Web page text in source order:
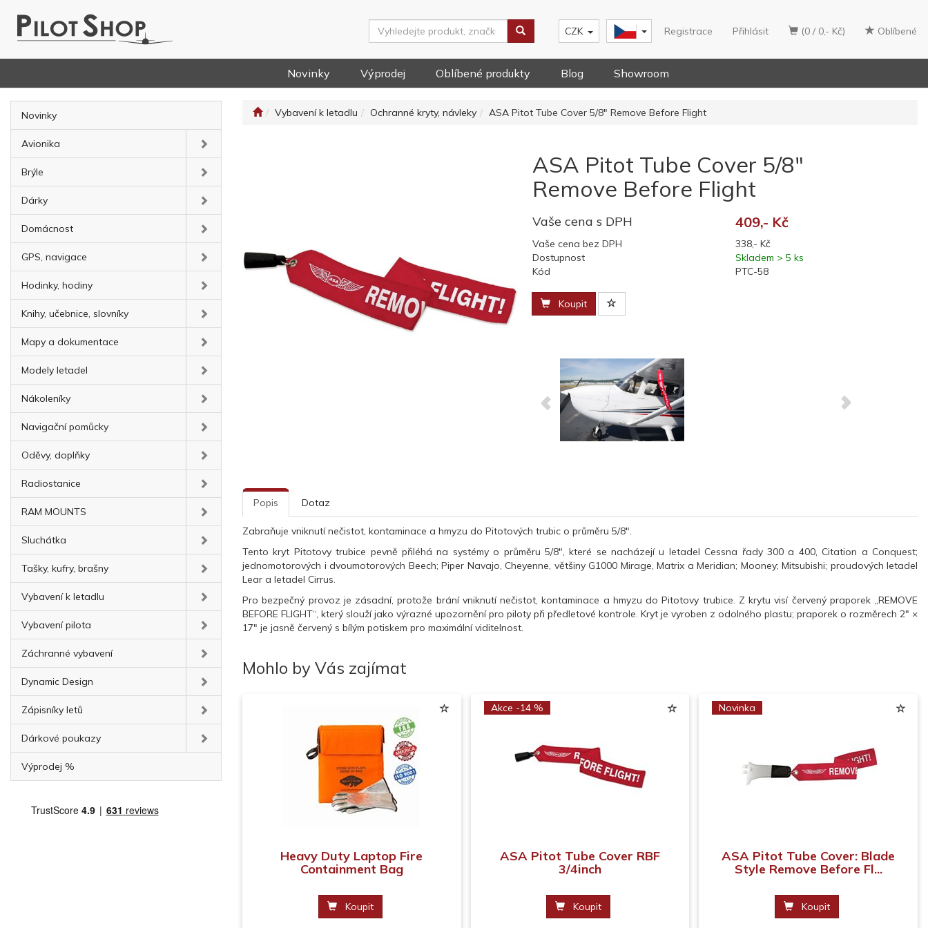
(0 / 0,- Kč) Oblíbené
Registrace Přihlásit
CZK
Novinky Výprodej Oblíbené produkty Blog Showroom
Novinky
Avionika
Brýle
Dárky
Domácnost
GPS, navigace
Hodinky, hodiny
Knihy, učebnice, slovníky
Mapy a dokumentace
Modely letadel
Nákoleníky
Navigační pomůcky
Oděvy, doplňky
Radiostanice
RAM MOUNTS
Sluchátka
Tašky, kufry, brašny
Vybavení k letadlu
Vybavení pilota
Záchranné vybavení
Dynamic Design
Zápisníky letů
Dárkové poukazy
Výprodej %
Vybavení k letadlu Ochranné kryty, návleky ASA Pitot Tube Cover 5/8" Remove Before Flight
ASA Pitot Tube Cover 5/8"
Remove Before Flight
Vaše cena s DPH 409,- Kč
Vaše cena bez DPH
338,- Kč
Dostupnost
Skladem > 5 ks
Kód
PTC-58
Koupit
Popis Dotaz
Zabraňuje vniknutí nečistot, kontaminace a hmyzu do Pitotových trubic o průměru 5/8".
Tento kryt Pitotovy trubice pevně přiléhá na systémy o průměru 5/8", které se nacházejí u letadel Cessna řady 300 a 400, Citation a Conquest;
jednomotorových i dvoumotorových Beech; Piper Navajo, Cheyenne, většiny G1000 Mirage, Matrix a Meridian; Mooney; Mitsubishi; proudových letadel
Lear a letadel Cirrus.
Pro bezpečný provoz je zásadní, protože brání vniknutí nečistot, kontaminace a hmyzu do Pitotovy trubice. Z krytu visí červený praporek „REMOVE
BEFORE FLIGHT“, který slouží jako výrazné upozornění pro piloty při předletové kontrole. Kryt je vyroben z odolného plastu; praporek o rozměrech 2" ×
17" je jasně červený s bílým potiskem pro maximální viditelnost.
Mohlo by Vás zajímat
Heavy Duty Laptop Fire
Containment Bag
Koupit
Akce -14 %
ASA Pitot Tube Cover RBF
3/4inch
Koupit
Novinka
ASA Pitot Tube Cover: Blade
Style Remove Before Fl...
Koupit